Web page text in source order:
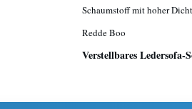
Schaumstoff mit hoher
Redde Boo
Verstellbares Ledersofa-